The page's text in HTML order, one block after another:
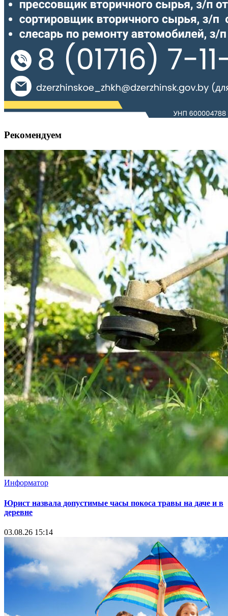
Рекомендуем
Информатор
Юрист назвала допустимые часы покоса травы на даче и в
деревне
03.08.26 15:14